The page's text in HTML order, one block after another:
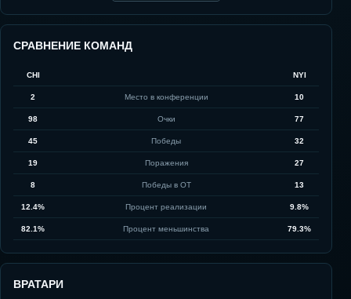
СРАВНЕНИЕ КОМАНД
CHI NYI
2 Место в конференции 10
98 Очки 77
45 Победы 32
19 Поражения 27
8 Победы в ОТ 13
12.4% Процент реализации 9.8%
82.1% Процент меньшинства 79.3%
ВРАТАРИ